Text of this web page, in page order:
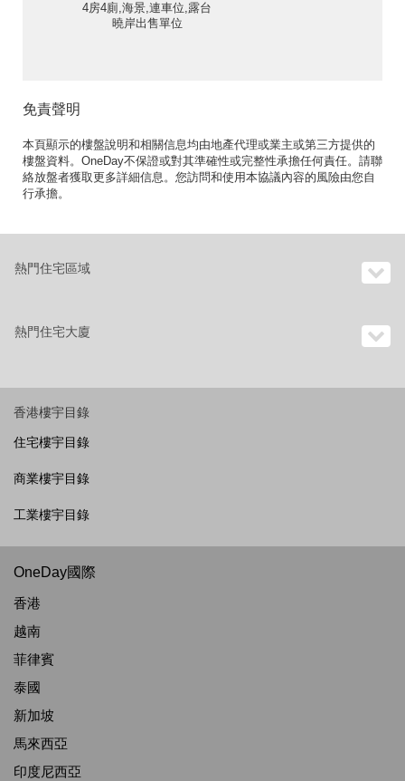
4房4廁,海景,連車位,露台
曉岸出售單位
免責聲明
本頁顯示的樓盤說明和相關信息均由地產代理或業主或第三方提供的
樓盤資料。OneDay不保證或對其準確性或完整性承擔任何責任。請聯
絡放盤者獲取更多詳細信息。您訪問和使用本協議內容的風險由您自
行承擔。
熱門住宅區域
熱門住宅大廈
香港樓宇目錄
住宅樓宇目錄
商業樓宇目錄
工業樓宇目錄
OneDay國際
香港
越南
菲律賓
泰國
新加坡
馬來西亞
印度尼西亞